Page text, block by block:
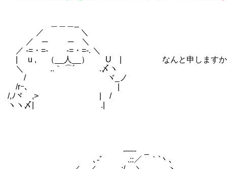
／ ＼
／ ─ ─ ＼
／ -=・=- -=・=-. ＼
| u , （__人__） U | なんと申しますか、大変
＼ ..｀ ⌒´ .〆ヽ
/ ヾ_ノ
/rｰ､ |
/,ﾉヾ ,> | /
ヽヽ〆| .|
-―- _
､‐゛ .::／ ｀`丶､